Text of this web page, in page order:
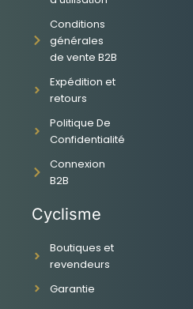
Conditions
générales
de vente B2B
Expédition et
retours
Politique De
Confidentialité
Connexion
B2B
Cyclisme
Boutiques et
revendeurs
Garantie